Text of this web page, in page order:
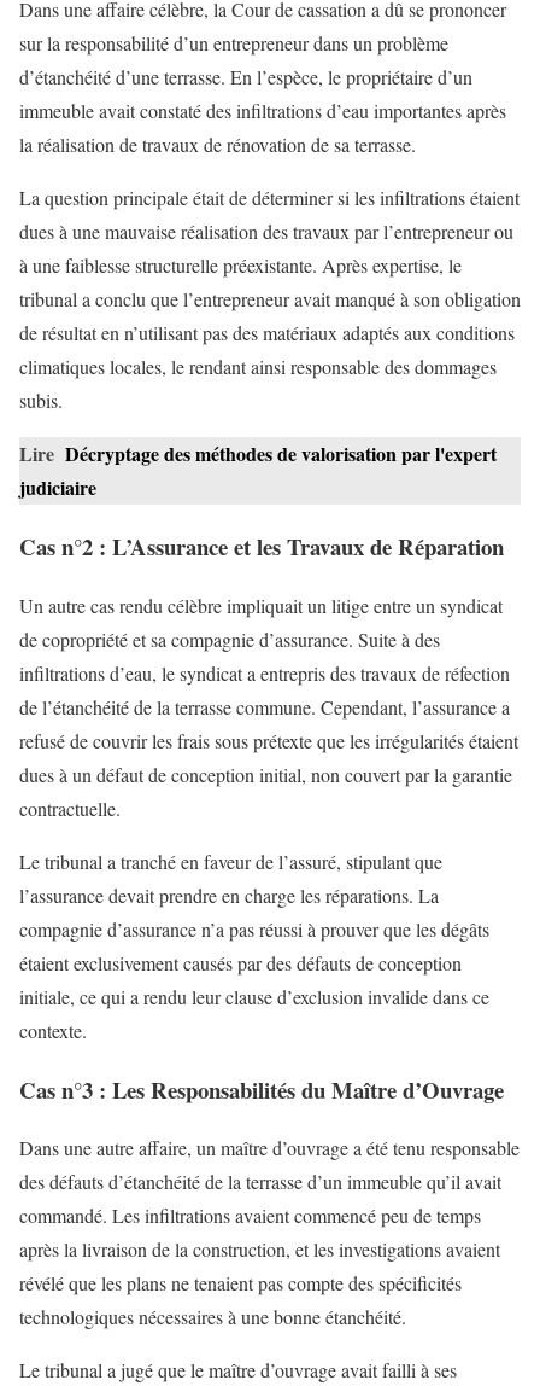
Dans une affaire célèbre, la Cour de cassation a dû se prononcer
sur la responsabilité d’un entrepreneur dans un problème
d’étanchéité d’une terrasse. En l’espèce, le propriétaire d’un
immeuble avait constaté des infiltrations d’eau importantes après
la réalisation de travaux de rénovation de sa terrasse.
La question principale était de déterminer si les infiltrations étaient
dues à une mauvaise réalisation des travaux par l’entrepreneur ou
à une faiblesse structurelle préexistante. Après expertise, le
tribunal a conclu que l’entrepreneur avait manqué à son obligation
de résultat en n’utilisant pas des matériaux adaptés aux conditions
climatiques locales, le rendant ainsi responsable des dommages
subis.
Lire Décryptage des méthodes de valorisation par l'expert
judiciaire
Cas n°2 : L’Assurance et les Travaux de Réparation
Un autre cas rendu célèbre impliquait un litige entre un syndicat
de copropriété et sa compagnie d’assurance. Suite à des
infiltrations d’eau, le syndicat a entrepris des travaux de réfection
de l’étanchéité de la terrasse commune. Cependant, l’assurance a
refusé de couvrir les frais sous prétexte que les irrégularités étaient
dues à un défaut de conception initial, non couvert par la garantie
contractuelle.
Le tribunal a tranché en faveur de l’assuré, stipulant que
l’assurance devait prendre en charge les réparations. La
compagnie d’assurance n’a pas réussi à prouver que les dégâts
étaient exclusivement causés par des défauts de conception
initiale, ce qui a rendu leur clause d’exclusion invalide dans ce
contexte.
Cas n°3 : Les Responsabilités du Maître d’Ouvrage
Dans une autre affaire, un maître d’ouvrage a été tenu responsable
des défauts d’étanchéité de la terrasse d’un immeuble qu’il avait
commandé. Les infiltrations avaient commencé peu de temps
après la livraison de la construction, et les investigations avaient
révélé que les plans ne tenaient pas compte des spécificités
technologiques nécessaires à une bonne étanchéité.
Le tribunal a jugé que le maître d’ouvrage avait failli à ses